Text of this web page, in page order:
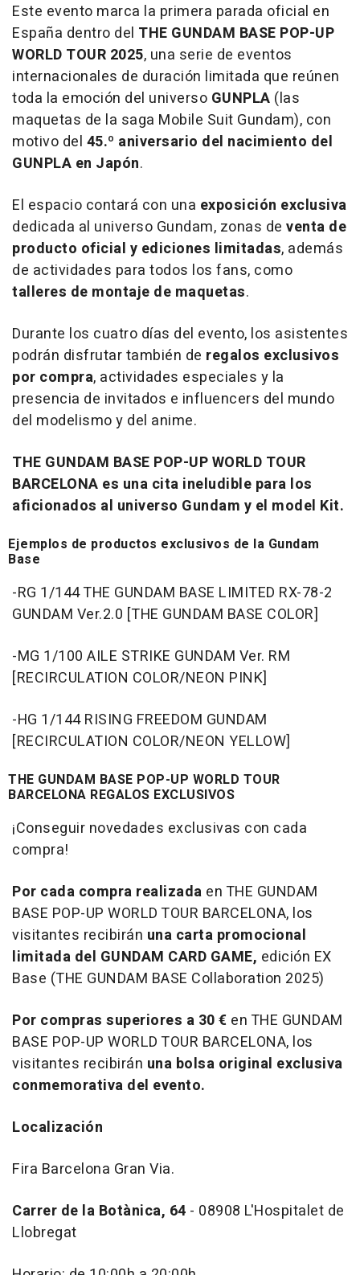
Este evento marca la primera parada oficial en
España dentro del THE GUNDAM BASE POP-UP
WORLD TOUR 2025, una serie de eventos
internacionales de duración limitada que reúnen
toda la emoción del universo GUNPLA (las
maquetas de la saga Mobile Suit Gundam), con
motivo del 45.º aniversario del nacimiento del
GUNPLA en Japón.
El espacio contará con una exposición exclusiva
dedicada al universo Gundam, zonas de venta de
producto oficial y ediciones limitadas, además
de actividades para todos los fans, como
talleres de montaje de maquetas.
Durante los cuatro días del evento, los asistentes
podrán disfrutar también de regalos exclusivos
por compra, actividades especiales y la
presencia de invitados e influencers del mundo
del modelismo y del anime.
THE GUNDAM BASE POP-UP WORLD TOUR
BARCELONA es una cita ineludible para los
aficionados al universo Gundam y el model Kit.
Ejemplos de productos exclusivos de la Gundam
Base
-RG 1/144 THE GUNDAM BASE LIMITED RX-78-2
GUNDAM Ver.2.0 [THE GUNDAM BASE COLOR]
-MG 1/100 AILE STRIKE GUNDAM Ver. RM
[RECIRCULATION COLOR/NEON PINK]
-HG 1/144 RISING FREEDOM GUNDAM
[RECIRCULATION COLOR/NEON YELLOW]
THE GUNDAM BASE POP-UP WORLD TOUR
BARCELONA REGALOS EXCLUSIVOS
¡Conseguir novedades exclusivas con cada
compra!
Por cada compra realizada en THE GUNDAM
BASE POP-UP WORLD TOUR BARCELONA, los
visitantes recibirán una carta promocional
limitada del GUNDAM CARD GAME, edición EX
Base (THE GUNDAM BASE Collaboration 2025)
Por compras superiores a 30 € en THE GUNDAM
BASE POP-UP WORLD TOUR BARCELONA, los
visitantes recibirán una bolsa original exclusiva
conmemorativa del evento.
Localización
Fira Barcelona Gran Via.
Carrer de la Botànica, 64 - 08908 L'Hospitalet de
Llobregat